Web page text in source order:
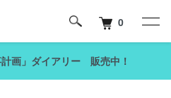
0
画」ダイアリー 販売中！